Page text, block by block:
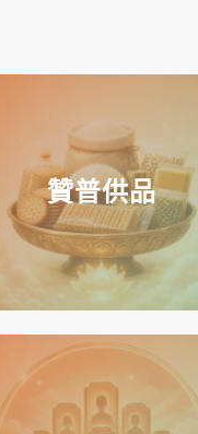
贊普供品